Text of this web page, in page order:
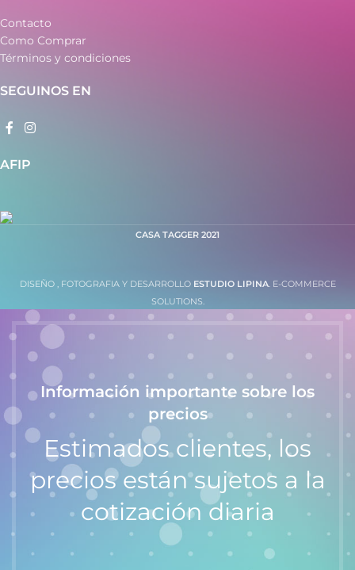
Contacto
Como Comprar
Términos y condiciones
SEGUINOS EN
AFIP
CASA TAGGER 2021
DISEÑO , FOTOGRAFIA Y DESARROLLO ESTUDIO LIPINA. E-COMMERCE
SOLUTIONS.
Información importante sobre los
precios
Estimados clientes, los
precios están sujetos a la
cotización diaria